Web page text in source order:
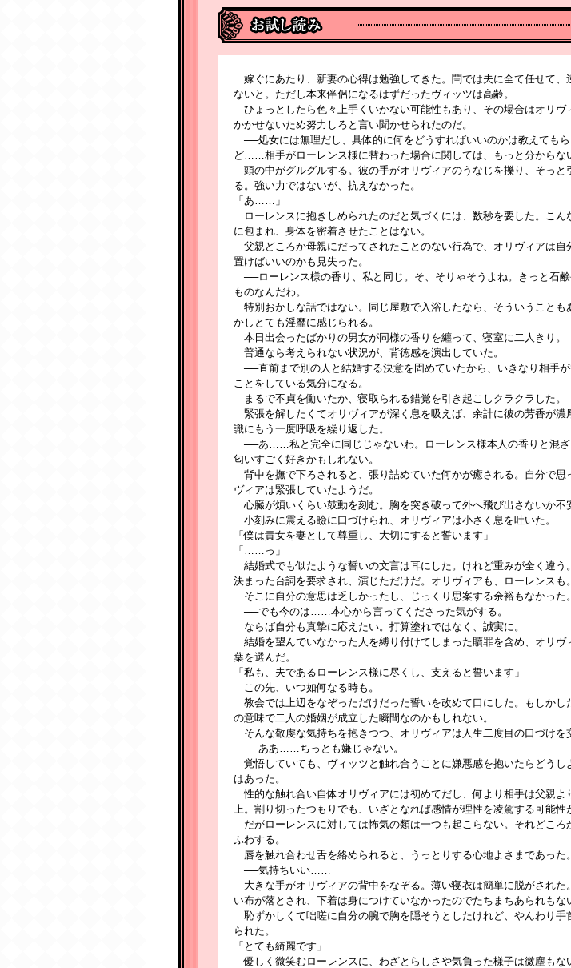
嫁ぐにあたり、新妻の心得は勉強してきた。閨では夫に全て任せて、
ないと。ただし本来伴侶になるはずだったヴィッツは高齢。
ひょっとしたら色々上手くいかない可能性もあり、その場合はオリヴ
かかせないため努力しろと言い聞かせられたのだ。
──処女には無理だし、具体的に何をどうすればいいのかは教えても
ど……相手がローレンス様に替わった場合に関しては、もっと分から
頭の中がグルグルする。彼の手がオリヴィアのうなじを擽り、そっと
る。強い力ではないが、抗えなかった。
「あ……」
ローレンスに抱きしめられたのだと気づくには、数秒を要した。こん
に包まれ、身体を密着させたことはない。
父親どころか母親にだってされたことのない行為で、オリヴィアは自
置けばいいのかも見失った。
──ローレンス様の香り、私と同じ。そ、そりゃそうよね。きっと石鹸
ものなんだわ。
特別おかしな話ではない。同じ屋敷で入浴したなら、そういうことも
かしとても淫靡に感じられる。
本日出会ったばかりの男女が同様の香りを纏って、寝室に二人きり。
普通なら考えられない状況が、背徳感を演出していた。
──直前まで別の人と結婚する決意を固めていたから、いきなり相手
ことをしている気分になる。
まるで不貞を働いたか、寝取られる錯覚を引き起こしクラクラした。
緊張を解したくてオリヴィアが深く息を吸えば、余計に彼の芳香が濃
識にもう一度呼吸を繰り返した。
──あ……私と完全に同じじゃないわ。ローレンス様本人の香りと混
匂いすごく好きかもしれない。
背中を撫で下ろされると、張り詰めていた何かが癒される。自分で思
ヴィアは緊張していたようだ。
心臓が煩いくらい鼓動を刻む。胸を突き破って外へ飛び出さないか不
小刻みに震える瞼に口づけられ、オリヴィアは小さく息を吐いた。
「僕は貴女を妻として尊重し、大切にすると誓います」
「……っ」
結婚式でも似たような誓いの文言は耳にした。けれど重みが全く違う
決まった台詞を要求され、演じただけだ。オリヴィアも、ローレンスも。
そこに自分の意思は乏しかったし、じっくり思案する余裕もなかった。
──でも今のは……本心から言ってくださった気がする。
ならば自分も真摯に応えたい。打算塗れではなく、誠実に。
結婚を望んでいなかった人を縛り付けてしまった贖罪を含め、オリヴ
葉を選んだ。
「私も、夫であるローレンス様に尽くし、支えると誓います」
この先、いつ如何なる時も。
教会では上辺をなぞっただけだった誓いを改めて口にした。もしかし
の意味で二人の婚姻が成立した瞬間なのかもしれない。
そんな敬虔な気持ちを抱きつつ、オリヴィアは人生二度目の口づけを
──ああ……ちっとも嫌じゃない。
覚悟していても、ヴィッツと触れ合うことに嫌悪感を抱いたらどうし
はあった。
性的な触れ合い自体オリヴィアには初めてだし、何より相手は父親よ
上。割り切ったつもりでも、いざとなれば感情が理性を凌駕する可能性
だがローレンスに対しては怖気の類は一つも起こらない。それどころ
ふわする。
唇を触れ合わせ舌を絡められると、うっとりする心地よさまであった。
──気持ちいい……
大きな手がオリヴィアの背中をなぞる。薄い寝衣は簡単に脱がされた
い布が落とされ、下着は身につけていなかったのでたちまちあられもな
恥ずかしくて咄嗟に自分の腕で胸を隠そうとしたけれど、やんわり手
られた。
「とても綺麗です」
優しく微笑むローレンスに、わざとらしさや気負った様子は微塵もな